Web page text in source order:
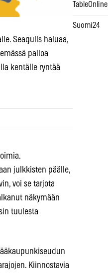
Seagulls haluaa,
palloa
kentälle ryntää
julkkisten päälle,
voi se tarjota
näkymään
tuulesta
Kiinnostavia
TableOnline
Suomi24